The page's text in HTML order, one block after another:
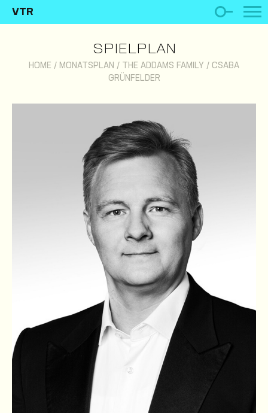
VTR
SPIELPLAN
HOME / MONATSPLAN / THE ADDAMS FAMILY / CSABA
GRÜNFELDER